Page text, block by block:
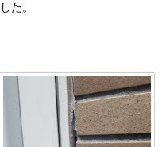
した。